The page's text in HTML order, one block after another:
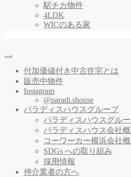
駅チカ物件
4LDK
WICのある家
付加価値付き中古住宅とは
販売中物件
Instagram
@paradi.shouse
パラディスハウスグループ
パラディスハウスグル
パラディスハウス会社
コーワーカー横浜会社
SDGs への取り組み
採用情報
仲介業者の方へ